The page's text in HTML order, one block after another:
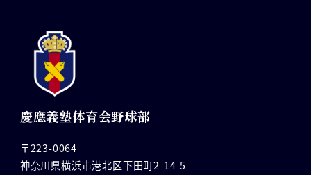
慶應義塾体育会野球部
〒223-0064
神奈川県横浜市港北区下田町2-14-5